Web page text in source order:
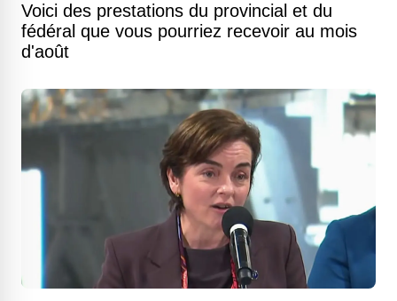
Voici des prestations du provincial et du
fédéral que vous pourriez recevoir au mois
d'août